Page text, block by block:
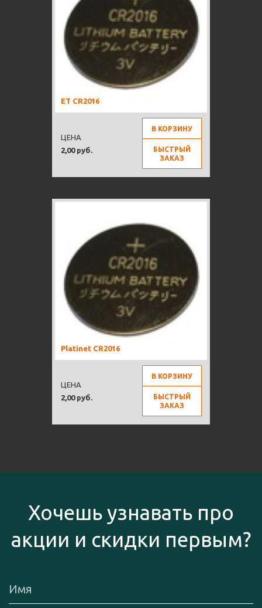
ET CR2016
2,00 руб.
ЦЕНА
В КОРЗИНУ
БЫСТРЫЙ
ЗАКАЗ
Platinet CR2016
2,00 руб.
ЦЕНА
В КОРЗИНУ
БЫСТРЫЙ
ЗАКАЗ
Хочешь узнавать про
акции и скидки первым?